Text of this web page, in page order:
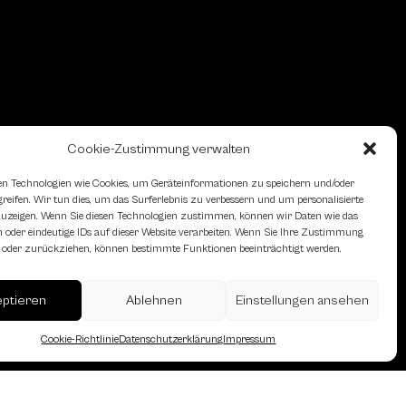
Cookie-Zustimmung verwalten
Technologien wie Cookies, um Geräteinformationen zu speichern und/oder
Wir tun dies, um das Surferlebnis zu verbessern und um personalisierte
Wenn Sie diesen Technologien zustimmen, können wir Daten wie das
oder eindeutige IDs auf dieser Website verarbeiten. Wenn Sie Ihre Zustimmung
zurückziehen, können bestimmte Funktionen beeinträchtigt werden.
Ablehnen Einstellungen ansehen
Cookie-RichtlinieDatenschutzerklärungImpressum
des Österreichischen